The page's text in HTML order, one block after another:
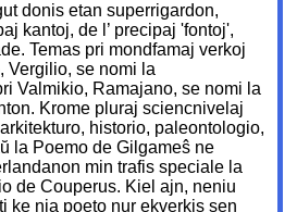
donis etan superrigardon,
kantoj, de l’ precipaj 'fontoj',
Temas pri mondfamaj verkoj
Vergilio, se nomi la
Valmikio, Ramajano, se nomi la
Krome pluraj sciencnivelaj
historio, paleontologio,
la Poemo de Gilgameŝ ne
min trafis speciale la
de Couperus. Kiel ajn, neniu
ke nia poeto nur ekverkis sen